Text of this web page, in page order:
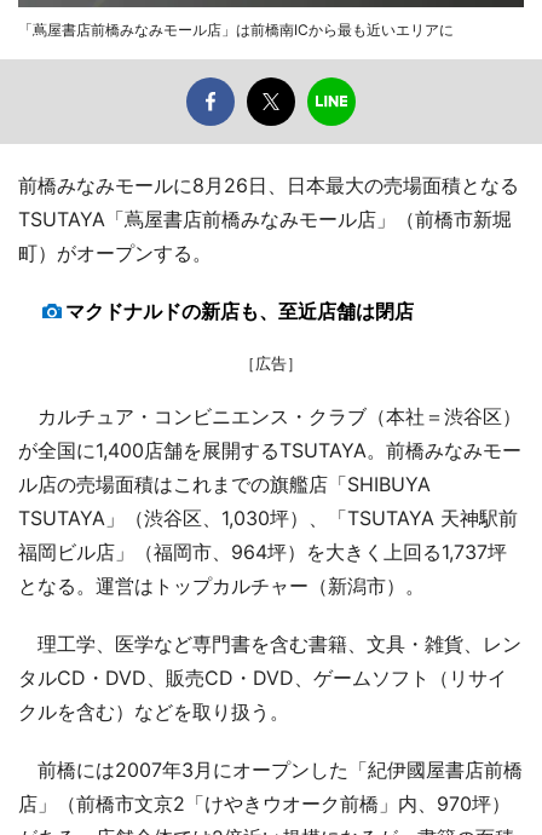
「蔦屋書店前橋みなみモール店」は前橋南ICから最も近いエリアに
前橋みなみモールに8月26日、日本最大の売場面積となる
TSUTAYA「蔦屋書店前橋みなみモール店」（前橋市新堀
町）がオープンする。
マクドナルドの新店も、至近店舗は閉店
［広告］
カルチュア・コンビニエンス・クラブ（本社＝渋谷区）
が全国に1,400店舗を展開するTSUTAYA。前橋みなみモー
ル店の売場面積はこれまでの旗艦店「SHIBUYA
TSUTAYA」（渋谷区、1,030坪）、「TSUTAYA 天神駅前
福岡ビル店」（福岡市、964坪）を大きく上回る1,737坪
となる。運営はトップカルチャー（新潟市）。
理工学、医学など専門書を含む書籍、文具・雑貨、レン
タルCD・DVD、販売CD・DVD、ゲームソフト（リサイ
クルを含む）などを取り扱う。
前橋には2007年3月にオープンした「紀伊國屋書店前橋
店」（前橋市文京2「けやきウオーク前橋」内、970坪）